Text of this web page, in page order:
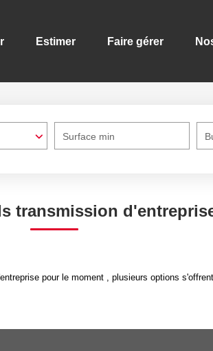
Estimer Faire gérer
Surface min
transmission
pour le moment , plusieurs options